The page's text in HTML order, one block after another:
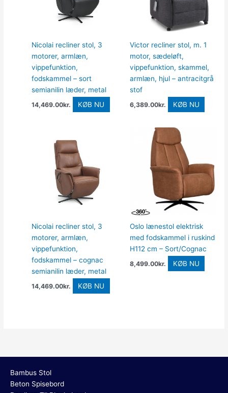
Nicolai recliner stol, 3
motorer, armlæn,
vippefunktion,
fodskammel – sort
semianilin læder, metal
14,469.00kr. KØB NU
Victor recliner stol, m. 1
motor, sædeløft,
vippefunktion, skammel,
armlæn, hjul – antracitgrå
stof
6,389.00kr. KØB NU
Nicolai recliner stol, 3
motorer, armlæn,
vippefunktion,
fodskammel – cognac
semianilin læder, metal
14,469.00kr. KØB NU
Oslo lænestol elektrisk
med fodskammel i ruskind
H112 cm – Sort/Cognac
8,499.00kr. KØB NU
Bambus Stol
Beton Spisebord